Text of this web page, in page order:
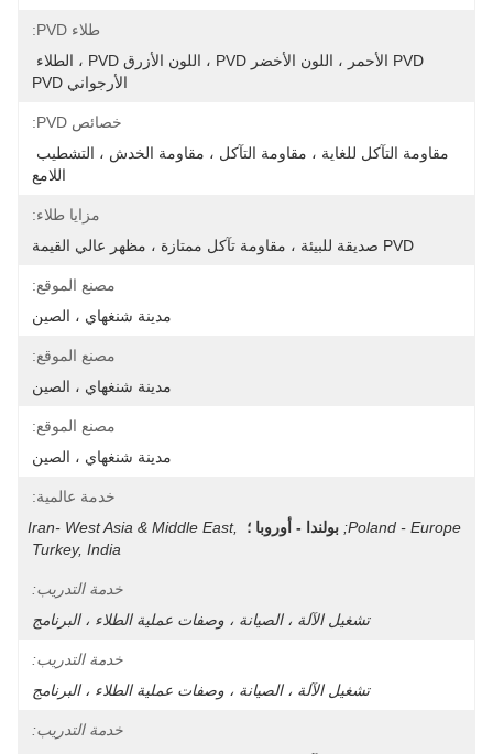
طلاء PVD:
PVD الأحمر ، اللون الأخضر PVD ، اللون الأزرق PVD ، الطلاء
الأرجواني PVD
خصائص PVD:
مقاومة التآكل للغاية ، مقاومة التآكل ، مقاومة الخدش ، التشطيب
اللامع
مزايا طلاء:
PVD صديقة للبيئة ، مقاومة تآكل ممتازة ، مظهر عالي القيمة
مصنع الموقع:
مدينة شنغهاي ، الصين
مصنع الموقع:
مدينة شنغهاي ، الصين
مصنع الموقع:
مدينة شنغهاي ، الصين
خدمة عالمية:
Poland - Europe; بولندا - أوروبا ؛
Iran- West Asia & Middle East,
Turkey, India
خدمة التدريب:
تشغيل الآلة ، الصيانة ، وصفات عملية الطلاء ، البرنامج
خدمة التدريب:
تشغيل الآلة ، الصيانة ، وصفات عملية الطلاء ، البرنامج
خدمة التدريب: